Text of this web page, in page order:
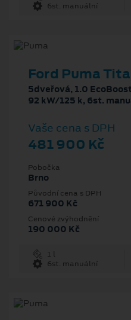
6st. manuální
Ford Puma
5dveřová, 1.0
92 kW/125 k, 6st.
Vaše cena s DPH
481 900 Kč
Pobočka
Brno
Původní cena s DPH
671 900 Kč
Cenové zvýhodnění
190 000 Kč
1 l
6st. manuální